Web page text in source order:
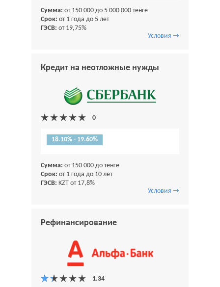
Сумма: от 150 000 до 5 000 000 тенге
Срок: от 1 года до 5 лет
ГЭСВ: от 19,75%
Условия →
Кредит на неотложные нужды
18.10% - 19.60%
Сумма: от 150 000 до тенге
Срок: от 1 года до 10 лет
ГЭСВ: KZT от 17,8%
Условия →
Рефинансирование